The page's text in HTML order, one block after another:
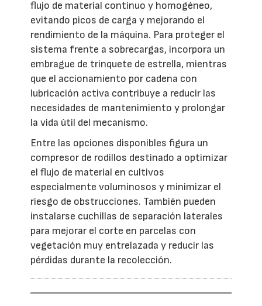
flujo de material continuo y homogéneo,
evitando picos de carga y mejorando el
rendimiento de la máquina. Para proteger el
sistema frente a sobrecargas, incorpora un
embrague de trinquete de estrella, mientras
que el accionamiento por cadena con
lubricación activa contribuye a reducir las
necesidades de mantenimiento y prolongar
la vida útil del mecanismo.
Entre las opciones disponibles figura un
compresor de rodillos destinado a optimizar
el flujo de material en cultivos
especialmente voluminosos y minimizar el
riesgo de obstrucciones. También pueden
instalarse cuchillas de separación laterales
para mejorar el corte en parcelas con
vegetación muy entrelazada y reducir las
pérdidas durante la recolección.